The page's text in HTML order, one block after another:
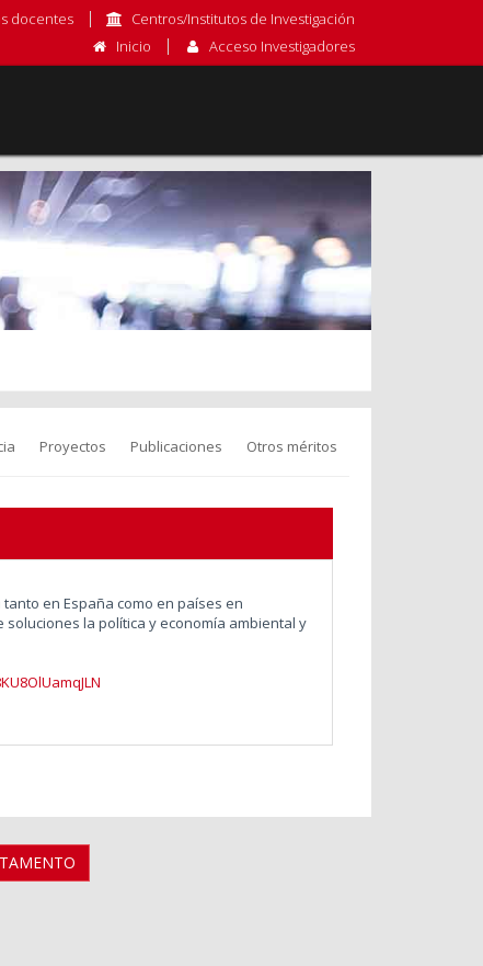
docentes
Centros/Institutos de Investigación
Inicio
Acceso Investigadores
Proyectos Publicaciones Otros méritos
en España como en países en
la política y economía ambiental y